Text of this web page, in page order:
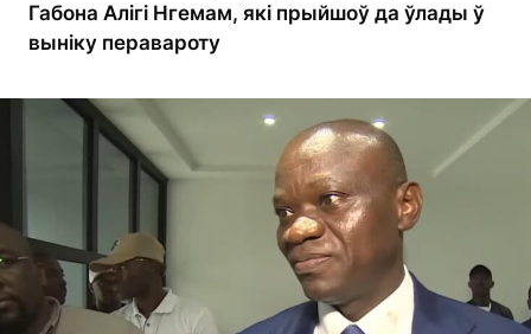
Габона Алігі Нгемам, які прыйшоў да ўлады ў
выніку перавароту